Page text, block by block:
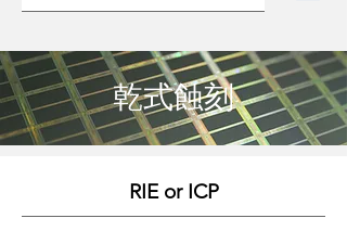
乾式蝕刻
​RIE or ICP